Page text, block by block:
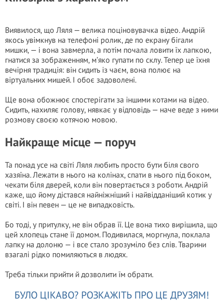
Виявилося, що Ляля — велика поціновувачка відео. Андрій
якось увімкнув на телефоні ролик, де по екрану бігали
мишки, — і вона завмерла, а потім почала ловити їх лапкою,
гнатися за зображенням, м’яко гупати по склу. Тепер це їхня
вечірня традиція: він сидить із чаєм, вона полює на
віртуальних мишей. І обоє задоволені.
Ще вона обожнює спостерігати за іншими котами на відео.
Сидить, нахиляє голову, нявкає у відповідь — наче веде з ними
розмову своєю котячою мовою.
Найкраще місце — поруч
Та понад усе на світі Ляля любить просто бути біля свого
хазяїна. Лежати в нього на колінах, спати в нього під боком,
чекати біля дверей, коли він повертається з роботи. Андрій
каже, що йому дістався найніжніший і найвідданіший котик у
світі. І він певен — це не випадковість.
Бо тоді, у притулку, не він обрав її. Це вона тихо вирішила, що
цей хлопець стане її домом. Подивилася, моргнула, поклала
лапку на долоню — і все стало зрозуміло без слів. Тварини
взагалі рідко помиляються в людях.
Треба тільки прийти й дозволити їм обрати.
БУЛО ЦІКАВО? РОЗКАЖІТЬ ПРО ЦЕ ДРУЗЯМ!